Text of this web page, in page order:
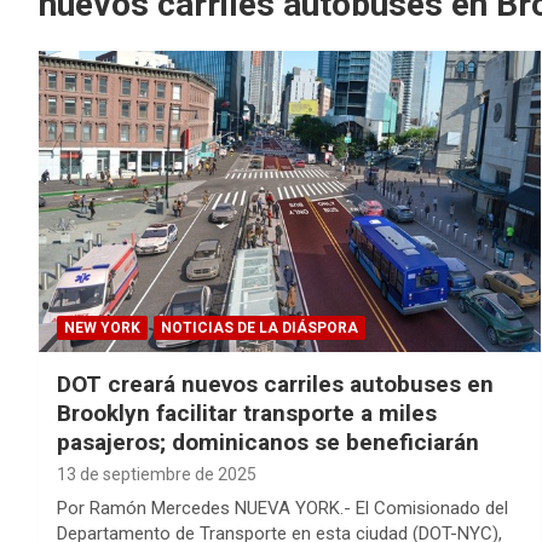
NEW YORK NOTICIAS DE LA DIÁSPORA
DOT creará nuevos carriles autobuses en
Brooklyn facilitar transporte a miles
pasajeros; dominicanos se beneficiarán
13 de septiembre de 2025
Por Ramón Mercedes NUEVA YORK.- El Comisionado del
Departamento de Transporte en esta ciudad (DOT-NYC),